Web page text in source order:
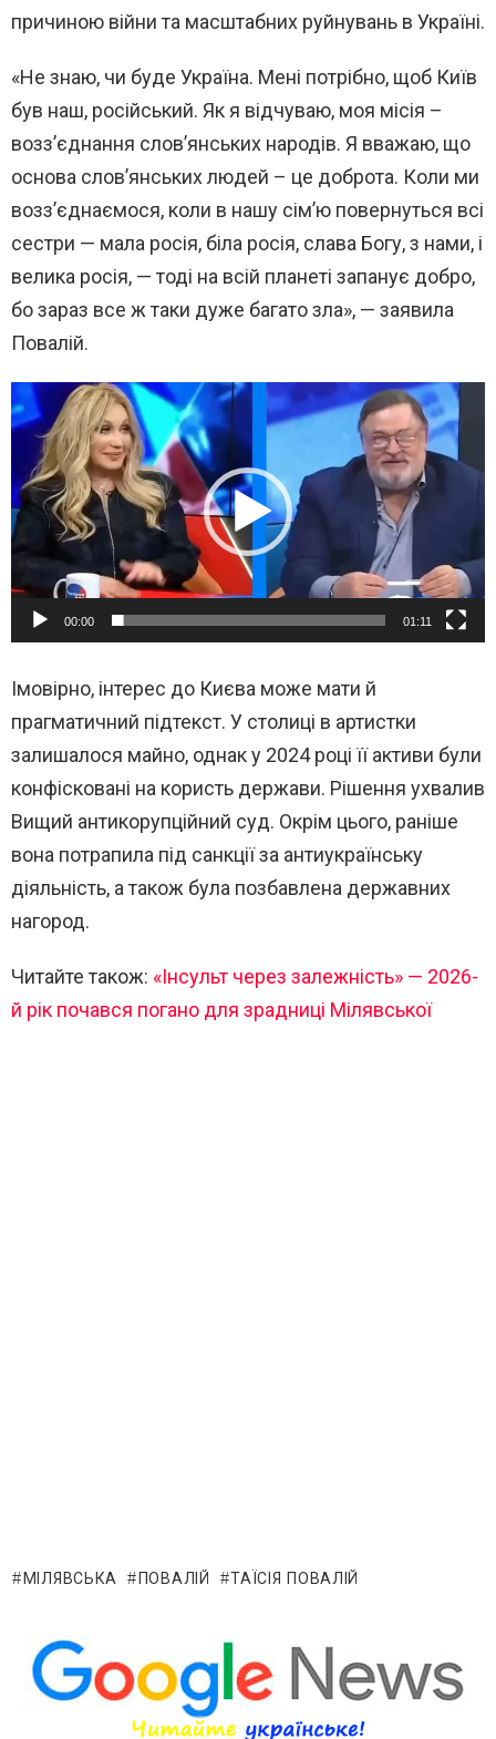
причиною війни та масштабних руйнувань в Україні.
«Не знаю, чи буде Україна. Мені потрібно, щоб Київ
був наш, російський. Як я відчуваю, моя місія –
возз’єднання слов’янських народів. Я вважаю, що
основа слов’янських людей – це доброта. Коли ми
возз’єднаємося, коли в нашу сім’ю повернуться всі
сестри — мала росія, біла росія, слава Богу, з нами, і
велика росія, — тоді на всій планеті запанує добро,
бо зараз все ж таки дуже багато зла», — заявила
Повалій.
В
и
е
о
л
р
00:00 01:11
Імовірно, інтерес до Києва може мати й
прагматичний підтекст. У столиці в артистки
залишалося майно, однак у 2024 році її активи були
конфісковані на користь держави. Рішення ухвалив
Вищий антикорупційний суд. Окрім цього, раніше
вона потрапила під санкції за антиукраїнську
діяльність, а також була позбавлена державних
нагород.
Читайте також: «Інсульт через залежність» — 2026-
й рік почався погано для зрадниці Мілявської
МІЛЯВСЬКА ПОВАЛІЙ ТАЇСІЯ ПОВАЛІЙ